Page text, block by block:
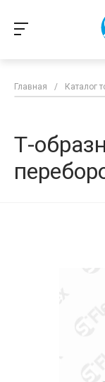
Главная / Каталог
Т-